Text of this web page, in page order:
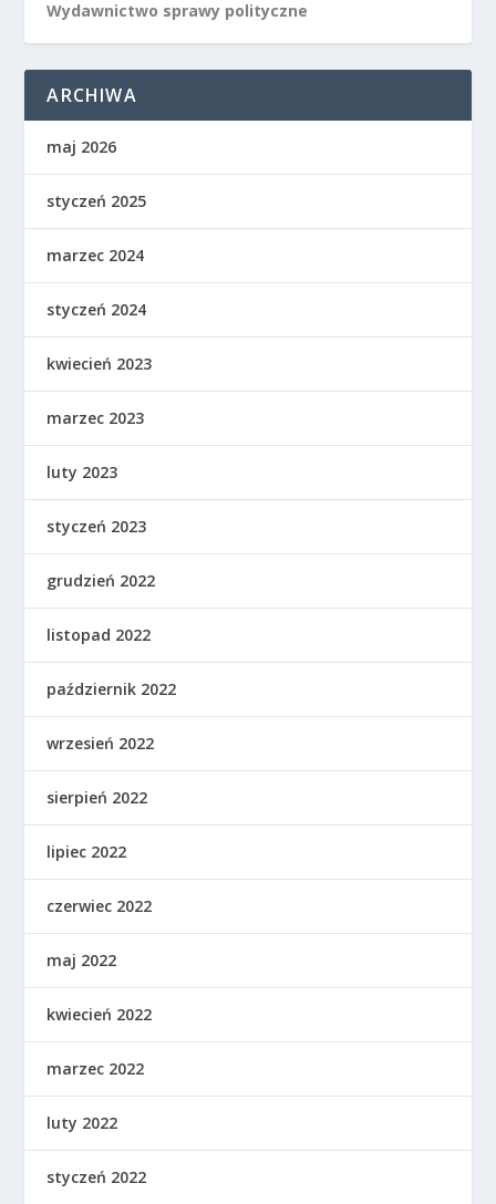
Wydawnictwo sprawy polityczne
ARCHIWA
maj 2026
styczeń 2025
marzec 2024
styczeń 2024
kwiecień 2023
marzec 2023
luty 2023
styczeń 2023
grudzień 2022
listopad 2022
październik 2022
wrzesień 2022
sierpień 2022
lipiec 2022
czerwiec 2022
maj 2022
kwiecień 2022
marzec 2022
luty 2022
styczeń 2022